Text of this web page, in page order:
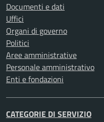
Documenti e dati
Uffici
Organi di governo
Politici
Aree amministrative
Personale amministrativo
Enti e fondazioni
CATEGORIE DI SERVIZIO